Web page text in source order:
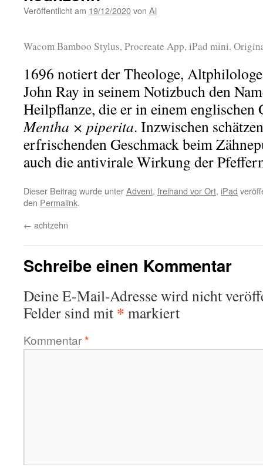
Veröffentlicht am 19/12/2020von Al
Wacom Bamboo Stylus, Procreate App, iPad mini.
1696 notiert der Theologe,
John Ray in seinem Notizbuch den
Heilpflanze, die er in einem englischen
Mentha × piperita. Inzwischen
erfrischenden Geschmack beim
auch die antivirale Wirkung der
Dieser Beitrag wurde unterAdvent, freihand vor Ort, iPad
den Permalink.
← achtzehn
Schreibe einen Kommentar
Deine E-Mail-Adresse wird nicht
Felder sind mit * markiert
Kommentar*